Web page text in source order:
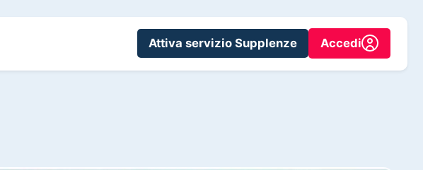
Attiva servizio Supplenze Accedi